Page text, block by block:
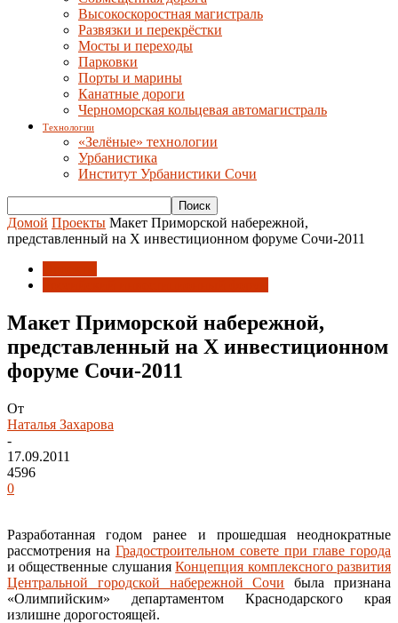
Высокоскоростная магистраль
Развязки и перекрёстки
Мосты и переходы
Парковки
Порты и марины
Канатные дороги
Черноморская кольцевая автомагистраль
Технологии
«Зелёные» технологии
Урбанистика
Институт Урбанистики Сочи
Домой Проекты Макет Приморской набережной,
представленный на X инвестиционном форуме Сочи-2011
Макет Приморской набережной,
представленный на X инвестиционном
форуме Сочи-2011
От
Наталья Захарова
-
17.09.2011
4596
0
Разработанная годом ранее и прошедшая неоднократные
рассмотрения на Градостроительном совете при главе города
и общественные слушанияКонцепция комплексного развития
Центральной городской набережной Сочи была признана
«Олимпийским» департаментом Краснодарского края
излишне дорогостоящей.